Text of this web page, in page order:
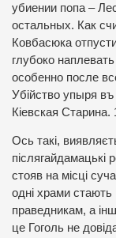
убиении попа –
остальных. Как
Ковбасюка
глубоко
особенно после
Убійство упыря
Кiевская
Ось такі,
післягайдамацькі
стояв на місці
одні храми
праведникам, а
це Гоголь не